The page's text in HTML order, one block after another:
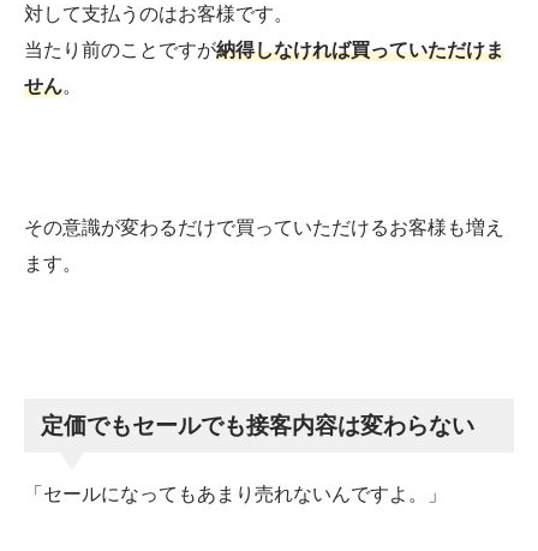
対して支払うのはお客様です。
当たり前のことですが納得しなければ買っていただけま
せん。
その意識が変わるだけで買っていただけるお客様も増え
ます。
定価でもセールでも接客内容は変わらない
「セールになってもあまり売れないんですよ。」